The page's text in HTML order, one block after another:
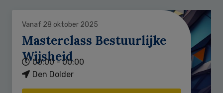
Vanaf 28 oktober 2025
Masterclass Bestuurlijke
Wijsheid
00:00 - 00:00
Den Dolder